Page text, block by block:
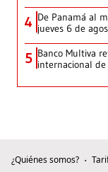
4 De Panamá al
jueves 6 de
5 Banco Multiva
internacional
¿Quiénes somos?